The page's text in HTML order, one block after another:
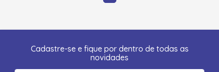
Cadastre-se e fique por dentro de todas as
novidades